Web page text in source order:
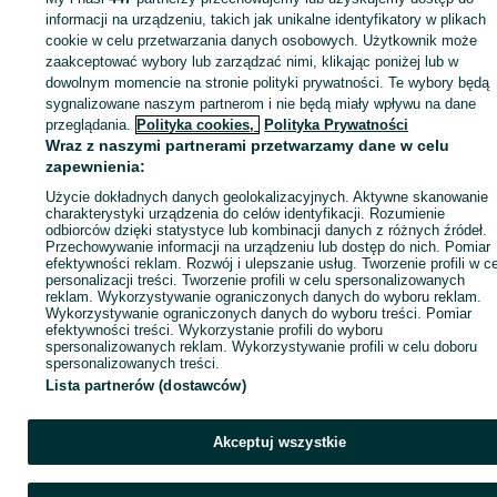
Zaloguj się lub załóż konto na OLX, aby skontaktować się z
sprzedającym
Zaloguj się / Załóż konto
Zadzwoń / SMS
informacji na urządzeniu, takich jak unikalne identyfikatory w plikach
cookie w celu przetwarzania danych osobowych. Użytkownik może
zaakceptować wybory lub zarządzać nimi, klikając poniżej lub w
dowolnym momencie na stronie polityki prywatności. Te wybory będą
sygnalizowane naszym partnerom i nie będą miały wpływu na dane
przeglądania. Polityka cookies, Polityka Prywatności
Wraz z naszymi partnerami przetwarzamy dane w celu
zapewnienia:
Użycie dokładnych danych geolokalizacyjnych. Aktywne skanowanie
charakterystyki urządzenia do celów identyfikacji. Rozumienie
odbiorców dzięki statystyce lub kombinacji danych z różnych źródeł.
Przechowywanie informacji na urządzeniu lub dostęp do nich. Pomiar
efektywności reklam. Rozwój i ulepszanie usług. Tworzenie profili w
personalizacji treści. Tworzenie profili w celu spersonalizowanych
reklam. Wykorzystywanie ograniczonych danych do wyboru reklam.
Wykorzystywanie ograniczonych danych do wyboru treści. Pomiar
efektywności treści. Wykorzystanie profili do wyboru
spersonalizowanych reklam. Wykorzystywanie profili w celu doboru
spersonalizowanych treści.
Lista partnerów (dostawców)
Akceptuj wszystkie